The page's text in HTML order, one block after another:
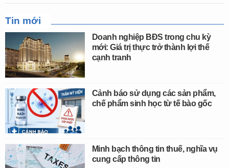
Tin mới
Doanh nghiệp BĐS trong chu kỳ
mới: Giá trị thực trở thành lợi thế
cạnh tranh
Cảnh báo sử dụng các sản phẩm,
chế phẩm sinh học từ tế bào gốc
Minh bạch thông tin thuế, nghĩa vụ
cung cấp thông tin